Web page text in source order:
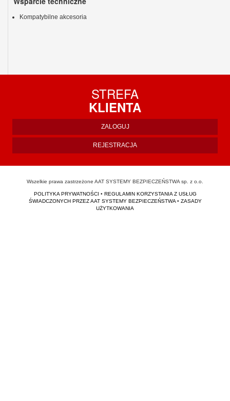
Kompatybilne akcesoria
STREFA
KLIENTA
ZALOGUJ
REJESTRACJA
Wszelkie prawa zastrzeżone AAT SYSTEMY BEZPIECZEŃSTWA sp. z o.o.
POLITYKA PRYWATNOŚCI • REGULAMIN KORZYSTANIA Z USŁUG
ŚWIADCZONYCH PRZEZ AAT SYSTEMY BEZPIECZEŃSTWA• ZASADY
UŻYTKOWANIA